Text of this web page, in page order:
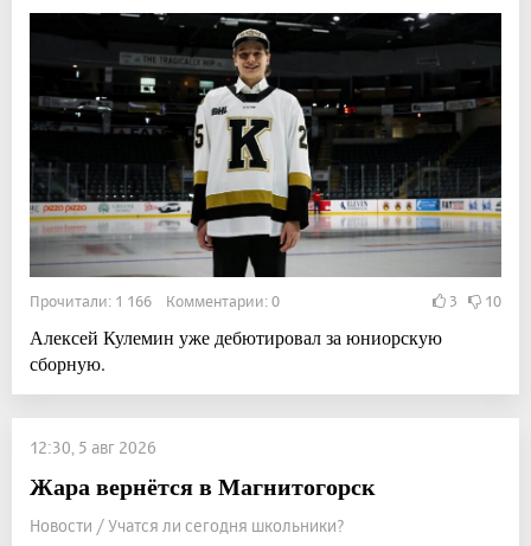
Прочитали: 1 166 Комментарии: 0 3 10
Алексей Кулемин уже дебютировал за юниорскую
сборную.
12:30, 5 авг 2026
Жара вернётся в Магнитогорск
Новости / Учатся ли сегодня школьники?